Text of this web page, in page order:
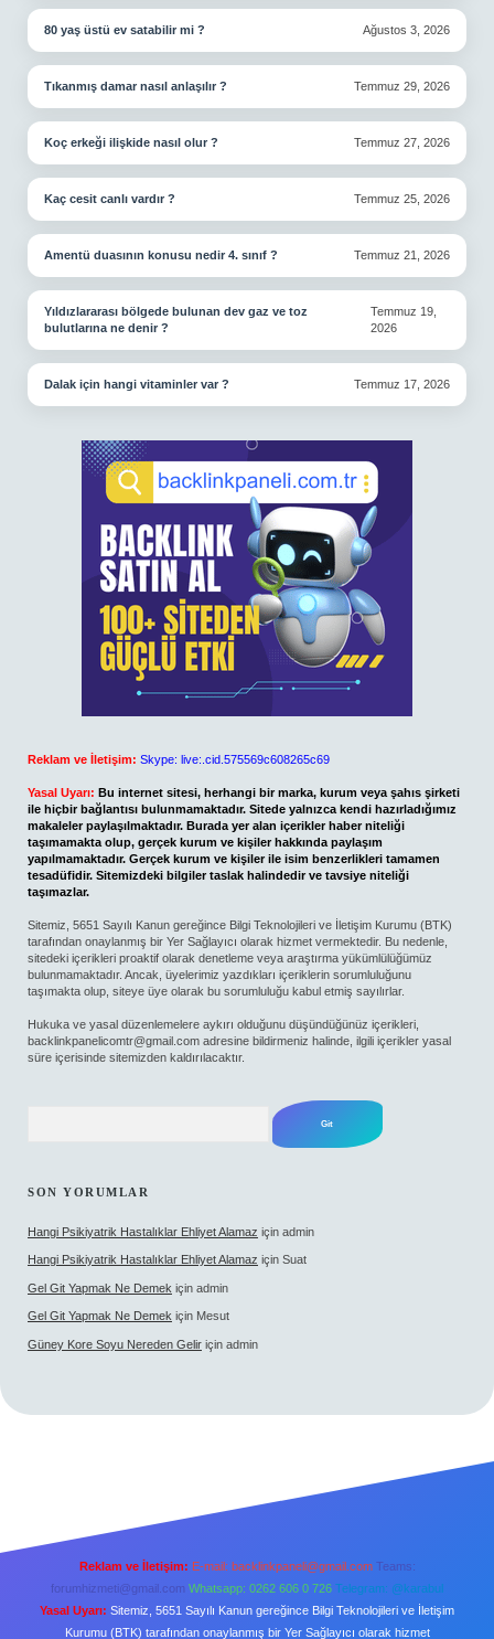
80 yaş üstü ev satabilir mi ? Ağustos 3, 2026
Tıkanmış damar nasıl anlaşılır ? Temmuz 29, 2026
Koç erkeği ilişkide nasıl olur ? Temmuz 27, 2026
Kaç cesit canlı vardır ? Temmuz 25, 2026
Amentü duasının konusu nedir 4. sınıf ? Temmuz 21, 2026
Yıldızlararası bölgede bulunan dev gaz ve toz
bulutlarına ne denir ?
Temmuz 19,
2026
Dalak için hangi vitaminler var ? Temmuz 17, 2026
Reklam ve İletişim: Skype: live:.cid.575569c608265c69
Yasal Uyarı: Bu internet sitesi, herhangi bir marka, kurum veya şahıs şirketi
ile hiçbir bağlantısı bulunmamaktadır. Sitede yalnızca kendi hazırladığımız
makaleler paylaşılmaktadır. Burada yer alan içerikler haber niteliği
taşımamakta olup, gerçek kurum ve kişiler hakkında paylaşım
yapılmamaktadır. Gerçek kurum ve kişiler ile isim benzerlikleri tamamen
tesadüfidir. Sitemizdeki bilgiler taslak halindedir ve tavsiye niteliği
taşımazlar.
Sitemiz, 5651 Sayılı Kanun gereğince Bilgi Teknolojileri ve İletişim Kurumu (BTK)
tarafından onaylanmış bir Yer Sağlayıcı olarak hizmet vermektedir. Bu nedenle,
sitedeki içerikleri proaktif olarak denetleme veya araştırma yükümlülüğümüz
bulunmamaktadır. Ancak, üyelerimiz yazdıkları içeriklerin sorumluluğunu
taşımakta olup, siteye üye olarak bu sorumluluğu kabul etmiş sayılırlar.
Hukuka ve yasal düzenlemelere aykırı olduğunu düşündüğünüz içerikleri,
backlinkpanelicomtr@gmail.com adresine bildirmeniz halinde, ilgili içerikler yasal
süre içerisinde sitemizden kaldırılacaktır.
SON YORUMLAR
Hangi Psikiyatrik Hastalıklar Ehliyet Alamaz için admin
Hangi Psikiyatrik Hastalıklar Ehliyet Alamaz için Suat
Gel Git Yapmak Ne Demek için admin
Gel Git Yapmak Ne Demek için Mesut
Güney Kore Soyu Nereden Gelir için admin
Reklam ve İletişim: E-mail: backlinkpaneli@gmail.com Teams:
forumhizmeti@gmail.com Whatsapp: 0262 606 0 726 Telegram: @karabul
Yasal Uyarı: Sitemiz, 5651 Sayılı Kanun gereğince Bilgi Teknolojileri ve İletişim
Kurumu (BTK) tarafından onaylanmış bir Yer Sağlayıcı olarak hizmet